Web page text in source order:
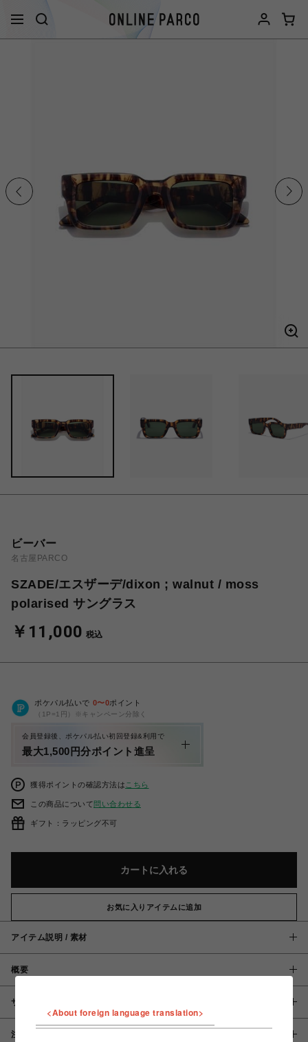
ビーバー
名古屋PARCO
SZADE/エスザーデ/dixon ; walnut / moss
polarised サングラス
￥11,000 税込
ポケパル払いで 0〜0ポイント
（1P=1円）※キャンペーン分除く
会員登録後、ポケパル払い初回登録&利用で
最大1,500円分ポイント進呈
獲得ポイントの確認方法は こちら
この商品について問い合わせる
ギフト：ラッピング不可
カートに入れる
お気に入りアイテムに追加
アイテム説明 / 素材
概要
サイズ
注意事項
<About foreign language translation>